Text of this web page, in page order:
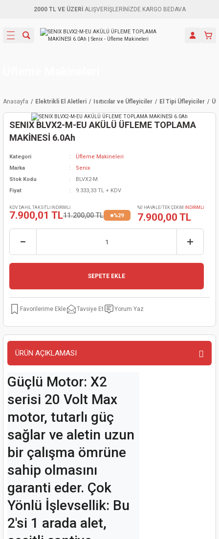
2000 TL VE ÜZERİALIŞVERİŞLERİNİZDE KARGO BEDAVA
Geri Dön
Mak.
Geri Dön
Vidalamalar
Geri Dön
Mak.
Geri Dön
Mak.
Makinası
Geri Dön
Geri Dön
Geri Dön
Anasayfa Elektrikli El Aletleri Isıtıcılar ve Üfleyiciler El Tipi Üfleyiciler
SENIX BLVX2-M-EU AKÜLÜ ÜFLEME TOPLAMA
MAKİNESİ 6.0Ah
Kategori
Üfleme Makineleri
Marka
Senix
Stok Kodu
BLVX2-M
Fiyat
9.333,33 TL + KDV
KDV DAHİL TAKSİTLİ İNDİRİMLİ
7.900,01 TL11.200,00 TL %29
%0 HAVALE/TEK ÇEKİM İNDİRİMLİ
7.900,00 TL
SEPETE EKLE
Tavsiye Et Yorum Yaz
ÜRÜN AÇIKLAMASI
Güçlü Motor: X2
serisi 20 Volt Max
motor, tutarlı güç
sağlar ve aletin uzun
bir çalışma ömrüne
sahip olmasını
garanti eder. Çok
Yönlü İşlevsellik: Bu
2'si 1 arada alet,